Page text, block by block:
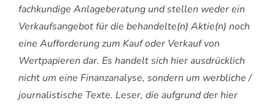
fachkundige Anlageberatung und stellen weder ein
Verkaufsangebot für die behandelte(n) Aktie(n) noch
eine Aufforderung zum Kauf oder Verkauf von
Wertpapieren dar. Es handelt sich hier ausdrücklich
nicht um eine Finanzanalyse, sondern um werbliche /
journalistische Texte. Leser, die aufgrund der hier